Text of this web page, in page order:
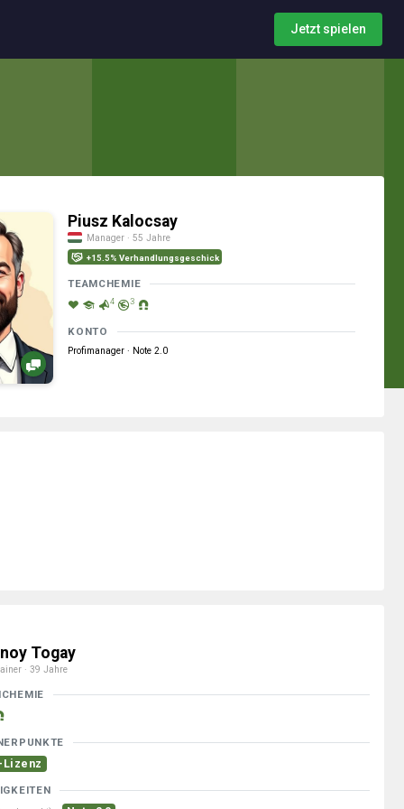
Jetzt spielen
Piusz Kalocsay
Manager · 55 Jahre
+15.5% Verhandlungsgeschick
TEAMCHEMIE
4 3
KONTO
Profimanager · Note 2.0
Togay
· 39 Jahre
Lizenz